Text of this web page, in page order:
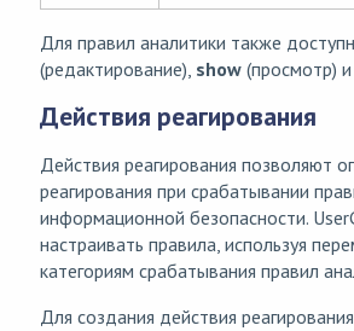
Для правил аналитики также
(редактирование), show (просмотр) и
Действия реагирования
Действия реагирования позволяют
реагирования при срабатывании
информационной безопасности.
настраивать правила, используя
категориям срабатывания правил
Для создания действия